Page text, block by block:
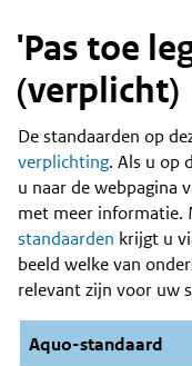
'Pas toe
(verplicht)
Content
De standaarden op
verplichting. Als u op
u naar de webpagina
met meer informatie.
standaarden krijgt u
beeld welke van
relevant zijn voor uw
Aquo-standaard